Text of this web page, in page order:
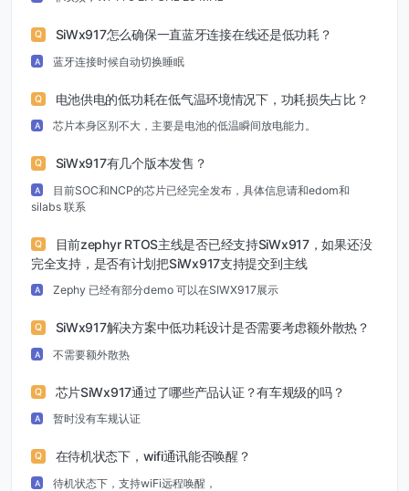
Q SiWx917怎么确保一直蓝牙连接在线还是低功耗？
A 蓝牙连接时候自动切换睡眠
Q 电池供电的低功耗在低气温环境情况下，功耗损失占比？
A 芯片本身区别不大，主要是电池的低温瞬间放电能力。
Q SiWx917有几个版本发售？
A
目前SOC和NCP的芯片已经完全发布，具体信息请和edom和
silabs 联系
Q
目前zephyr RTOS主线是否已经支持SiWx917，如果还没
完全支持，是否有计划把SiWx917支持提交到主线
A Zephy 已经有部分demo 可以在SIWX917展示
Q SiWx917解决方案中低功耗设计是否需要考虑额外散热？
A 不需要额外散热
Q 芯片SiWx917通过了哪些产品认证？有车规级的吗？
A 暂时没有车规认证
Q 在待机状态下，wifi通讯能否唤醒？
A 待机状态下，支持wiFi远程唤醒，